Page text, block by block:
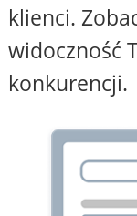
klienci.
widoczność
konkurencji.